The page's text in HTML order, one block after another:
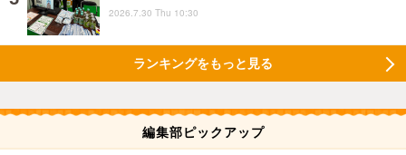
2026.7.30 Thu 10:30
ランキングをもっと見る
編集部ピックアップ